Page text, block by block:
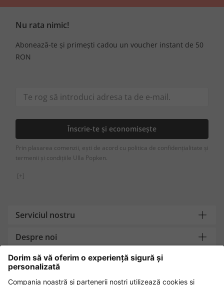
Nu rata nimic!
Abonează-te și primești cadou un voucher instant de 50
RON
Înscrie-te și economisește
Prin plasarea comenzii, ești de acord cu politica de confidențialitate și
termenii și condițiile Ulla Popken.
[+]
Serviciul nostru
Despre noi
Contact
Metode de plată